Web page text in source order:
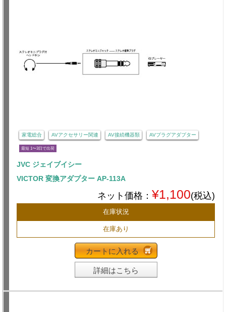
家電総合 AVアクセサリー関連 AV接続機器類 AVプラグアダプター
最短 1〜3日で出荷
JVC ジェイブイシー
VICTOR 変換アダプター AP-113A
ネット価格： ¥1,100(税込)
在庫状況
在庫あり
カートに入れる
詳細はこちら